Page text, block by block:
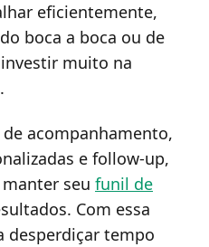
eficientemente,
boca a boca ou de
muito na
acompanhamento,
e follow-up,
seu funil de
Com essa
desperdiçar tempo